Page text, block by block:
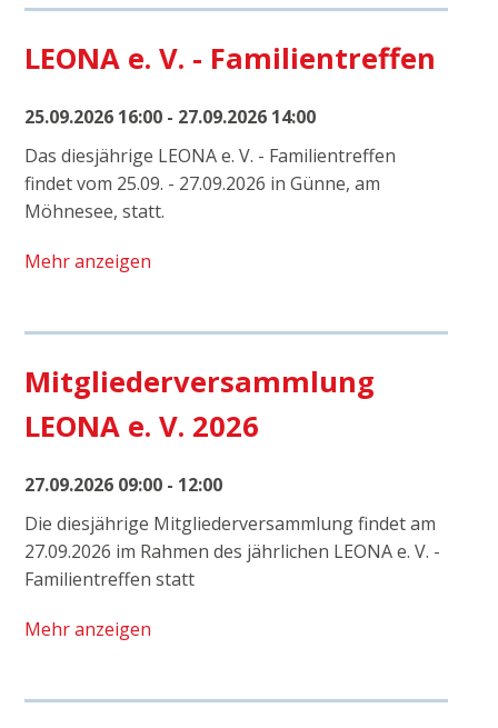
LEONA e. V. - Familientreffen
25.09.2026 16:00 - 27.09.2026 14:00
Das diesjährige LEONA e. V. - Familientreffen
findet vom 25.09. - 27.09.2026 in Günne, am
Möhnesee, statt.
Mehr anzeigen
Mitgliederversammlung
LEONA e. V. 2026
27.09.2026 09:00 - 12:00
Die diesjährige Mitgliederversammlung findet am
27.09.2026 im Rahmen des jährlichen LEONA e. V. -
Familientreffen statt
Mehr anzeigen